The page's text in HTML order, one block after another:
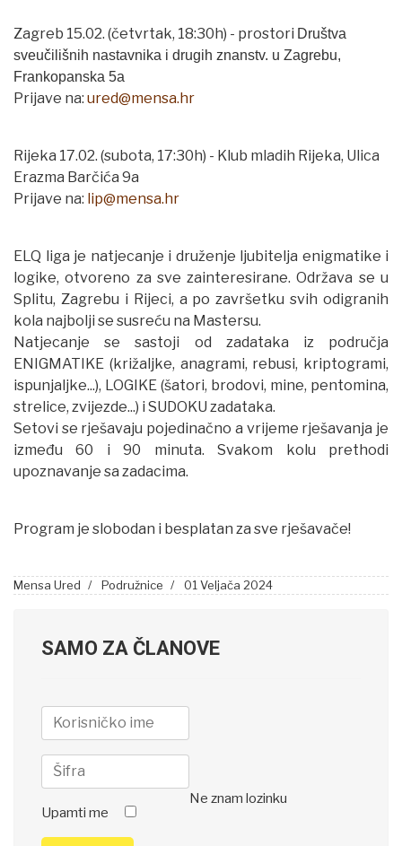
Zagreb 15.02. (četvrtak, 18:30h) - prostori Društva
sveučilišnih nastavnika i drugih znanstv. u Zagrebu,
Frankopanska 5a
Prijave na: ured@mensa.hr
Rijeka 17.02. (subota, 17:30h) - Klub mladih Rijeka, Ulica
Erazma Barčića 9a
Prijave na: lip@mensa.hr
ELQ liga je natjecanje i druženje ljubitelja enigmatike i
logike, otvoreno za sve zainteresirane. Održava se u
Splitu, Zagrebu i Rijeci, a po završetku svih odigranih
kola najbolji se susreću na Mastersu.
Natjecanje se sastoji od zadataka iz područja
ENIGMATIKE (križaljke, anagrami, rebusi, kriptogrami,
ispunjaljke...), LOGIKE (šatori, brodovi, mine, pentomina,
strelice, zvijezde...) i SUDOKU zadataka.
Setovi se rješavaju pojedinačno a vrijeme rješavanja je
između 60 i 90 minuta. Svakom kolu prethodi
upoznavanje sa zadacima.
Program je slobodan i besplatan za sve rješavače!
Mensa Ured Podružnice 01 Veljača 2024
SAMO ZA ČLANOVE
Upamti me
Ne znam lozinku